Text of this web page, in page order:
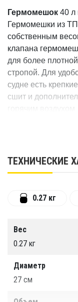
Гермомешок 40 л
Гермомешки из
собственным
клапана
для более
стропой. Для
судне есть
сшит и
ТЕХНИЧЕСКИЕ
0.27 кг
Вес
0.27 кг
Диаметр
27 см